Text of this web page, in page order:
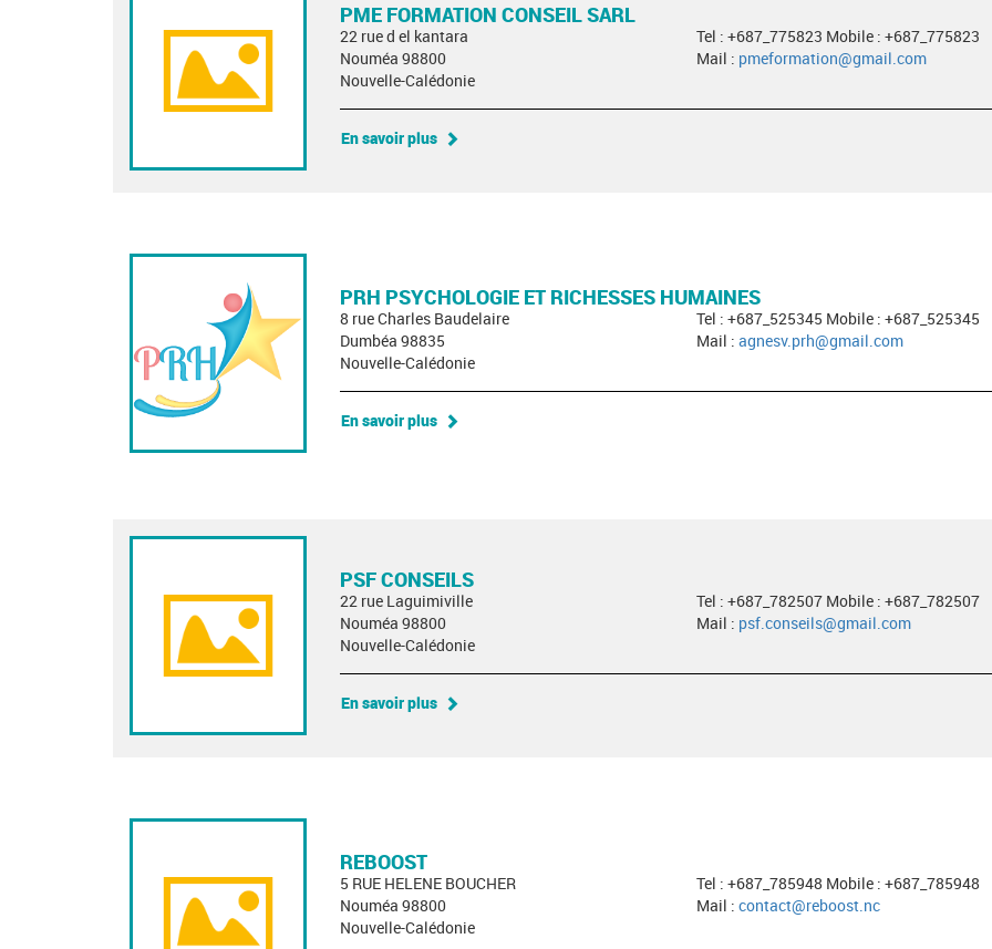
PME FORMATION CONSEIL SARL
22 rue d el kantara
Nouméa 98800
Nouvelle-Calédonie
Tel : +687_775823 Mobile : +687_775823
Mail : pmeformation@gmail.com
En savoir plus
PRH PSYCHOLOGIE ET RICHESSES HUMAINES
8 rue Charles Baudelaire
Dumbéa 98835
Nouvelle-Calédonie
Tel : +687_525345 Mobile : +687_525345
Mail : agnesv.prh@gmail.com
En savoir plus
PSF CONSEILS
22 rue Laguimiville
Nouméa 98800
Nouvelle-Calédonie
Tel : +687_782507 Mobile : +687_782507
Mail : psf.conseils@gmail.com
En savoir plus
REBOOST
5 RUE HELENE BOUCHER
Nouméa 98800
Nouvelle-Calédonie
Tel : +687_785948 Mobile : +687_785948
Mail : contact@reboost.nc